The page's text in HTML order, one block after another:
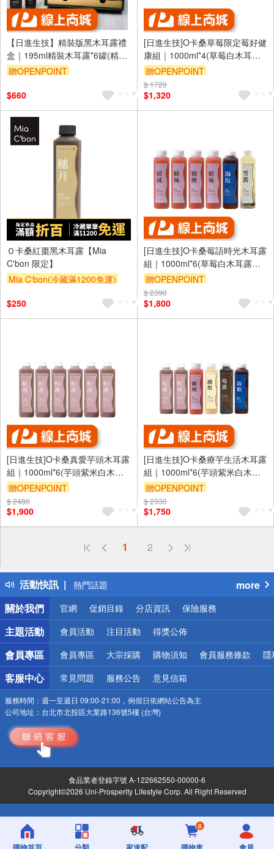
【日進生技】精裝版黑木耳露禮
盒｜195ml精裝木耳露*6罐(精裝
柴燒桂圓黑木耳露(無加糖)*6)/盒
贈OPENPOINT
（運費不算在 2000 元的範圍
內）
$660
[日進生技]O卡桑草莓限定莓好健
康組｜1000ml*4(草莓白木耳露
*4)
贈OPENPOINT
訂單滿 2000 元折抵 100元
（運費不算在 2000 元的範圍
內）
$ 1720
$1,320
Ｏ卡桑紅棗黑木耳露【Mia
C'bon 限定】
Mia C'bon(冷藏滿1200免運)
$250
[日進生技]O卡桑莓語時光木耳露
組｜1000ml*6(草莓白木耳露
*4、纖暢膠原凍*1、紅棗白木耳
露(銀耳朵朵)*1)
贈OPENPOINT
訂單滿 2000 元折抵 100元
（運費不算在 2000 元的範圍
內）
$ 2390
$1,800
[日進生技]O卡桑真愛芋頭木耳露
組｜1000ml*6(芋頭紫米白木耳
露*6)
贈OPENPOINT
訂單滿 2000 元折抵 100元
（運費不算在 2000 元的範圍
內）
$ 2480
$1,900
[日進生技]O卡桑療芋生活木耳露
組｜1000ml*6(芋頭紫米白木耳
露*2、草莓白木耳露*1、雪梨白
木耳露*1、黑糖黑木耳露*1、纖
暢膠原凍*1)
贈OPENPOINT
訂單滿 2000 元折抵 100元
（運費不算在 2000 元的範圍
內）
$ 2330
$1,750
1 2
活動快訊
偏遠地區配送
得獎公告
熱門話題
銀行優惠
偏遠地區配送
詐騙網頁！請小心！
more
關於我們
官網 促銷目錄 分店資訊 保險服務
主題活動 會員活動 注目活動 得獎公佈
會員專區 會員專區 大宗採購 購物須知 會員服務條款 隱
客服中心 常見問題 服務公告 意見信箱
服務時間： 週一至週日 09:00-21:00，例假日依網站公告為主
公司地址： 台北市北投區大業路136號5樓 (台灣)
食品業者登錄字號 A-122662550-00000-6
Copyright©2026 Uni-Prosperity Lifestyle Corp. All Right Reserved
0